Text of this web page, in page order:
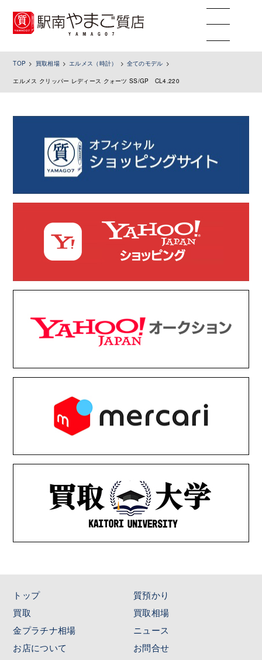
toggle
TOP 買取相場 エルメス（時計） 全てのモデル
エルメス クリッパー レディース クォーツ SS/GP CL4.220
トップ
質預かり
買取
買取相場
金プラチナ相場
ニュース
お店について
お問合せ